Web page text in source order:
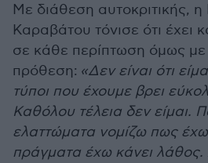
Με διάθεση αυτοκριτικής, η
Καραβάτου τόνισε ότι έχει
σε κάθε περίπτωση όμως με
πρόθεση: «Δεν είναι ότι
τύποι που έχουμε βρει
Καθόλου τέλεια δεν είμαι.
ελαττώματα νομίζω πως
πράγματα έχω κάνει